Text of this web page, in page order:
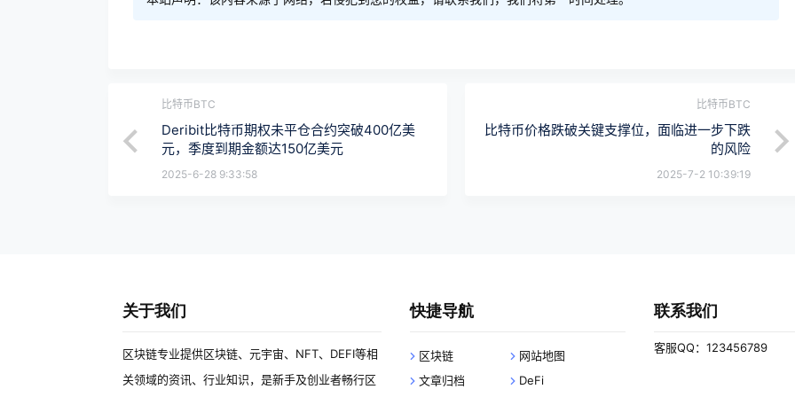
比特币BTC
Deribit比特币期权未平仓合约突破400亿美
元，季度到期金额达150亿美元
2025-6-28 9:33:58
比特币BTC
比特币价格跌破关键支撑位，面临进一步下跌
的风险
2025-7-2 10:39:19
关于我们
区块链专业提供区块链、元宇宙、NFT、DEFI等相
关领域的资讯、行业知识，是新手及创业者畅行区
快捷导航
区块链
网站地图
文章归档
DeFi
联系我们
客服QQ：123456789